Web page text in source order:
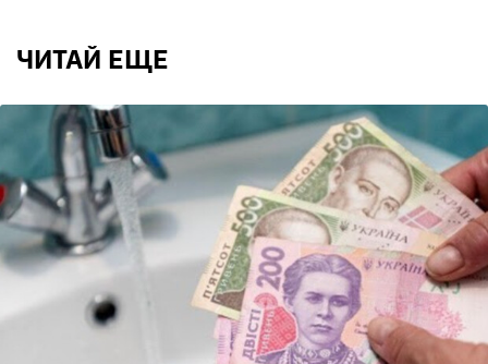
ЧИТАЙ ЕЩЕ